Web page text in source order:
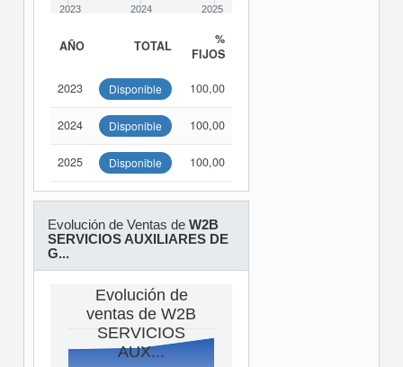
2023 2024 2025
AÑO TOTAL
%
FIJOS
2023 Disponible 100,00
2024 Disponible 100,00
2025 Disponible 100,00
Evolución de Ventas de W2B
SERVICIOS AUXILIARES DE
G...
Evolución de
ventas de W2B
SERVICIOS
AUX...